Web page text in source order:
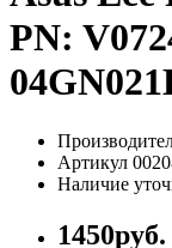
PN:
Артикул
Наличие
1450руб.